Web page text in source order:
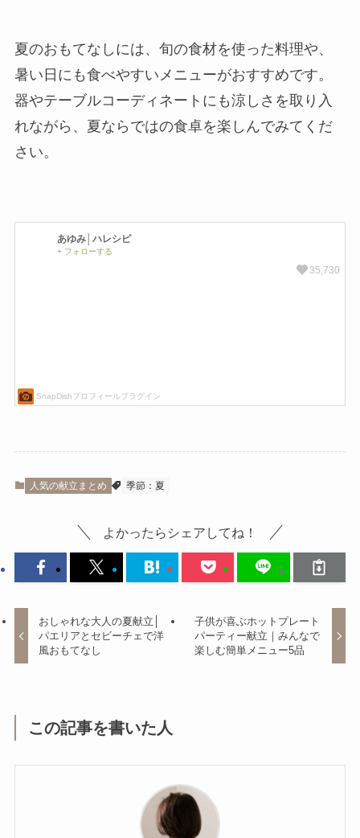
夏のおもてなしには、旬の食材を使った料理や、
暑い日にも食べやすいメニューがおすすめです。
器やテーブルコーディネートにも涼しさを取り入
れながら、夏ならではの食卓を楽しんでみてくだ
さい。
人気の献立まとめ 季節：夏
よかったらシェアしてね！
おしゃれな大人の夏献立│
パエリアとセビーチェで洋
風おもてなし
子供が喜ぶホットプレート
パーティー献立｜みんなで
楽しむ簡単メニュー5品
この記事を書いた人